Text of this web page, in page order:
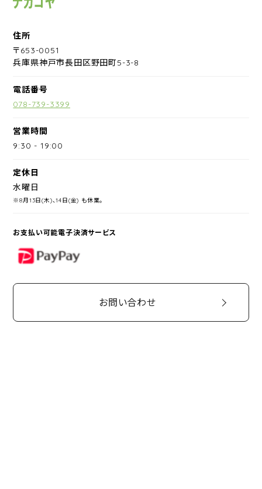
住所
〒653-0051
兵庫県神戸市長田区野田町5-3-8
電話番号
078-739-3399
営業時間
9:30 -19:00
定休日
水曜日
※8月13日(木)、14日(金) も休業。
お支払い可能電子決済サービス
PayPay
お問い合わせ